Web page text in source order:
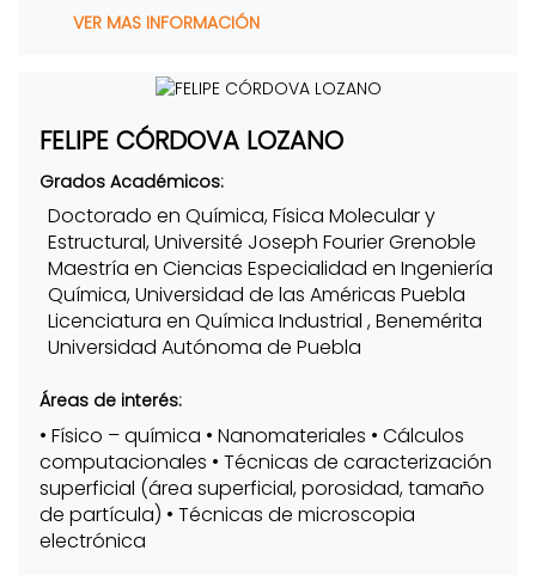
VER MAS INFORMACIÓN
FELIPE CÓRDOVA LOZANO
Grados Académicos:
Doctorado en Química, Física Molecular y
Estructural, Université Joseph Fourier Grenoble
Maestría en Ciencias Especialidad en Ingeniería
Química, Universidad de las Américas Puebla
Licenciatura en Química Industrial , Benemérita
Universidad Autónoma de Puebla
Áreas de interés:
• Físico – química • Nanomateriales • Cálculos
computacionales • Técnicas de caracterización
superficial (área superficial, porosidad, tamaño
de partícula) • Técnicas de microscopia
electrónica